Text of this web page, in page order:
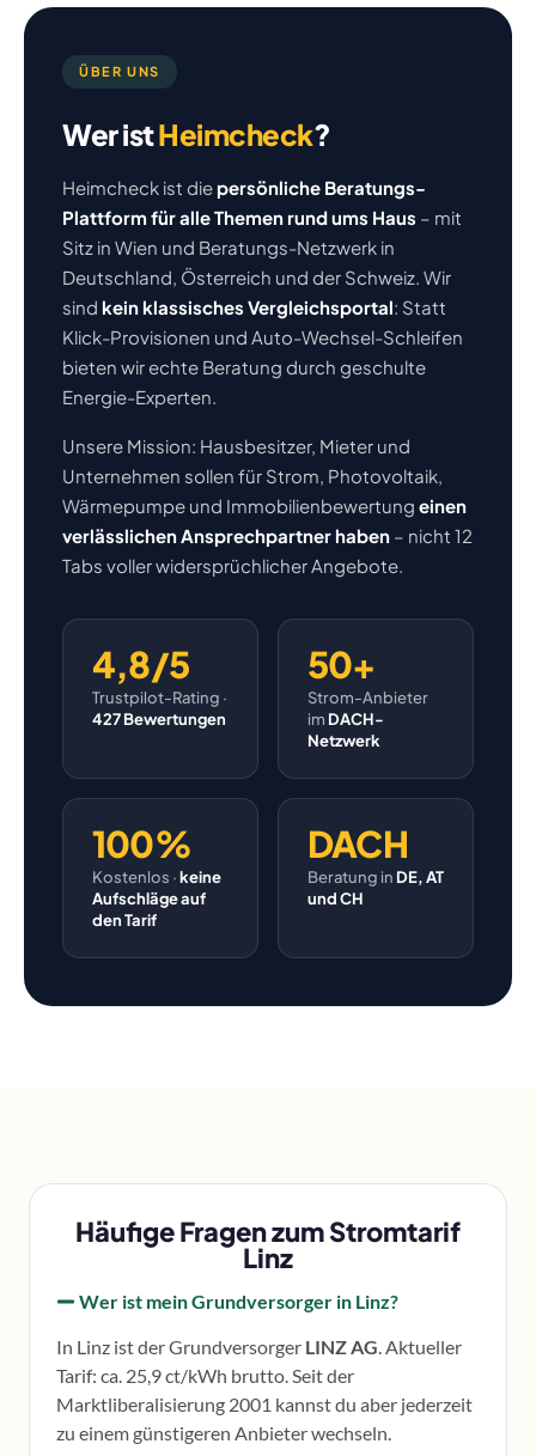
ÜBER UNS
Wer istHeimcheck?
Heimcheck ist die persönliche Beratungs-
Plattform für alle Themen rund ums Haus – mit
Sitz in Wien und Beratungs-Netzwerk in
Deutschland, Österreich und der Schweiz. Wir
sind kein klassisches Vergleichsportal: Statt
Klick-Provisionen und Auto-Wechsel-Schleifen
bieten wir echte Beratung durch geschulte
Energie-Experten.
Unsere Mission: Hausbesitzer, Mieter und
Unternehmen sollen für Strom, Photovoltaik,
Wärmepumpe und Immobilienbewertung einen
verlässlichen Ansprechpartner haben – nicht 12
Tabs voller widersprüchlicher Angebote.
4,8/5
Trustpilot-Rating ·
427 Bewertungen
50+
Strom-Anbieter
im DACH-
Netzwerk
100%
Kostenlos ·keine
Aufschläge auf
den Tarif
DACH
Beratung in DE, AT
und CH
Häufige Fragen zum Stromtarif
Linz
Wer ist mein Grundversorger in Linz?
In Linz ist der Grundversorger LINZ AG . Aktueller
Tarif: ca. 25,9 ct/kWh brutto. Seit der
Marktliberalisierung 2001 kannst du aber jederzeit
zu einem günstigeren Anbieter wechseln.